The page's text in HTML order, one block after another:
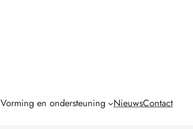
Vorming en ondersteuning NieuwsContact